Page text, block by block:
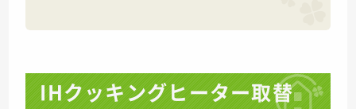
IHクッキングヒーター取替